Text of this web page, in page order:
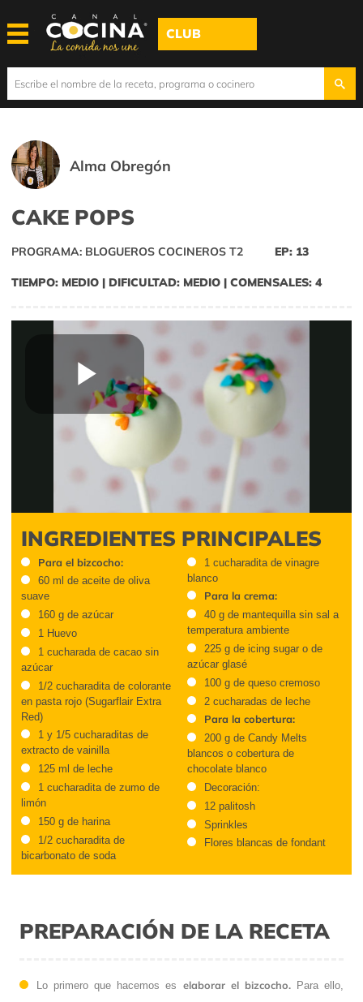
CLUB
Alma Obregón
CAKE POPS
PROGRAMA: BLOGUEROS COCINEROS T2 EP: 13
TIEMPO: MEDIO | DIFICULTAD: MEDIO | COMENSALES: 4
Play
Video
INGREDIENTES PRINCIPALES
Para el bizcocho:
60 ml de aceite de oliva
suave
160 g de azúcar
1 Huevo
1 cucharada de cacao sin
azúcar
1/2 cucharadita de colorante
en pasta rojo (Sugarflair Extra
Red)
1 y 1/5 cucharaditas de
extracto de vainilla
125 ml de leche
1 cucharadita de zumo de
limón
150 g de harina
1/2 cucharadita de
bicarbonato de soda
1 cucharadita de vinagre
blanco
Para la crema:
40 g de mantequilla sin sal a
temperatura ambiente
225 g de icing sugar o de
azúcar glasé
100 g de queso cremoso
2 cucharadas de leche
Para la cobertura:
200 g de Candy Melts
blancos o cobertura de
chocolate blanco
Decoración:
12 palitosh
Sprinkles
Flores blancas de fondant
PREPARACIÓN DE LA RECETA
Lo primero que hacemos es elaborar el bizcocho.Para ello,